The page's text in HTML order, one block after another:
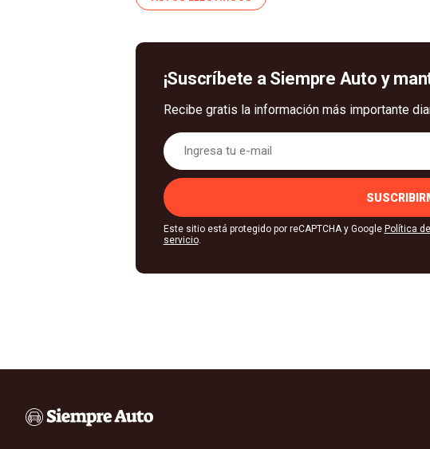
¡Suscríbete a Siempre Auto y
Recibe gratis la información más importante
Este sitio está protegido por reCAPTCHA y Google Política
servicio.